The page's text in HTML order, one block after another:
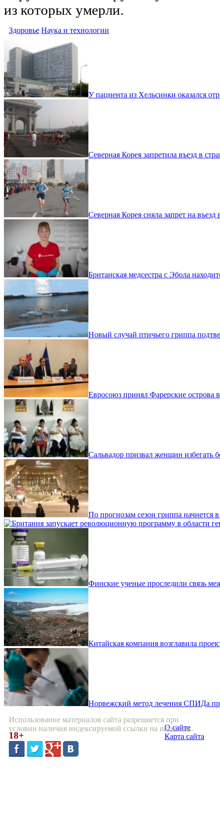
из которых умерли.
Здоровье Наука и технологии
У пациента из Хельсинки оказался
Северная Корея запретила въезд в
Северная Корея сняла запрет на
Британская медсестра с Эбола
Новый случай птичьего гриппа
Евросоюз принял Фарерские острова
Сальвадор призвал женщин избегать
По прогнозам сезон гриппа начнется
Финские ученые проследили связь
Китайская компания возглавила
Норвежский метод лечения СПИДа
Использование материалов сайта разрешается при
условии наличия индексируемой ссылки на источник.
18+
О сайте
Карта сайта